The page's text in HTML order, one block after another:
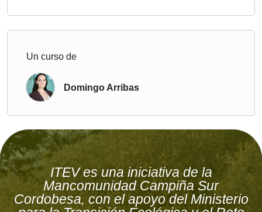
Un curso de
Domingo Arribas
ITEV es una iniciativa de la
Mancomunidad Campiña Sur
Cordobesa, con el apoyo del Ministerio